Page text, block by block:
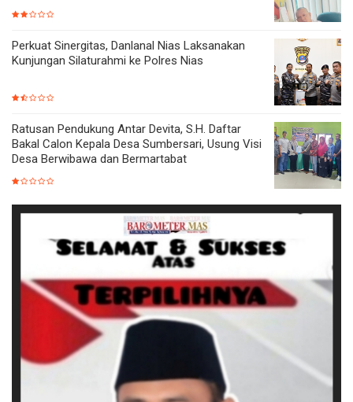
Perkuat Sinergitas, Danlanal Nias Laksanakan
Kunjungan Silaturahmi ke Polres Nias
Ratusan Pendukung Antar Devita, S.H. Daftar
Bakal Calon Kepala Desa Sumbersari, Usung Visi
Desa Berwibawa dan Bermartabat